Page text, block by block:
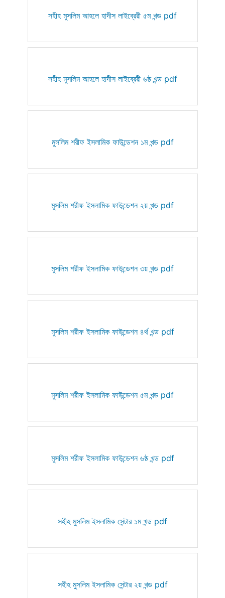
সহীহ মুসলিম আহলে হাদীস লাইব্রেরী ৫ম খন্ড pdf
সহীহ মুসলিম আহলে হাদীস লাইব্রেরী ৬ষ্ঠ খন্ড pdf
মুসলিম শরীফ ইসলামিক ফাউন্ডেশন ১ম খন্ড pdf
মুসলিম শরীফ ইসলামিক ফাউন্ডেশন ২য় খন্ড pdf
মুসলিম শরীফ ইসলামিক ফাউন্ডেশন ৩য় খন্ড pdf
মুসলিম শরীফ ইসলামিক ফাউন্ডেশন ৪র্থ খন্ড pdf
মুসলিম শরীফ ইসলামিক ফাউন্ডেশন ৫ম খন্ড pdf
মুসলিম শরীফ ইসলামিক ফাউন্ডেশন ৬ষ্ঠ খন্ড pdf
সহীহ মুসলিম ইসলামিক সেন্টার ১ম খন্ড pdf
সহীহ মুসলিম ইসলামিক সেন্টার ২য় খন্ড pdf